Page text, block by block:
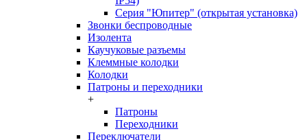
Серия "Юпитер" (открытая установка)
Звонки беспроводные
Изолента
Каучуковые разъемы
Клеммные колодки
Колодки
Патроны и переходники
+
Патроны
Переходники
Переключатели